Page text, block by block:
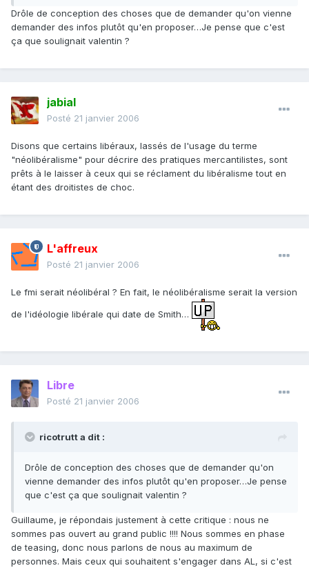
Drôle de conception des choses que de demander qu'on vienne
demander des infos plutôt qu'en proposer…Je pense que c'est
ça que soulignait valentin ?
jabial
Posté 21 janvier 2006
Disons que certains libéraux, lassés de l'usage du terme
"néolibéralisme" pour décrire des pratiques mercantilistes, sont
prêts à le laisser à ceux qui se réclament du libéralisme tout en
étant des droitistes de choc.
L'affreux
Posté 21 janvier 2006
Le fmi serait néolibéral ? En fait, le néolibéralisme serait la version
de l'idéologie libérale qui date de Smith…
Libre
Posté 21 janvier 2006
ricotrutt a dit :
Drôle de conception des choses que de demander qu'on
vienne demander des infos plutôt qu'en proposer…Je pense
que c'est ça que soulignait valentin ?
Guillaume, je répondais justement à cette critique : nous ne
sommes pas ouvert au grand public !!!! Nous sommes en phase
de teasing, donc nous parlons de nous au maximum de
personnes. Mais ceux qui souhaitent s'engager dans AL, si c'est